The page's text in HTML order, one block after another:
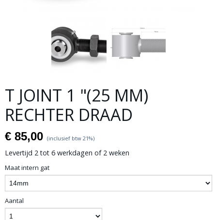
T JOINT 1 "(25 MM)
RECHTER DRAAD
€ 85,00 (inclusief btw 21%)
Levertijd 2 tot 6 werkdagen of 2 weken
Maat intern gat
Aantal